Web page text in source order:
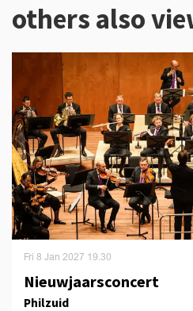
others also
Nieuwjaarsconcert
Philzuid
Fri 8 Jan 2027 19.30